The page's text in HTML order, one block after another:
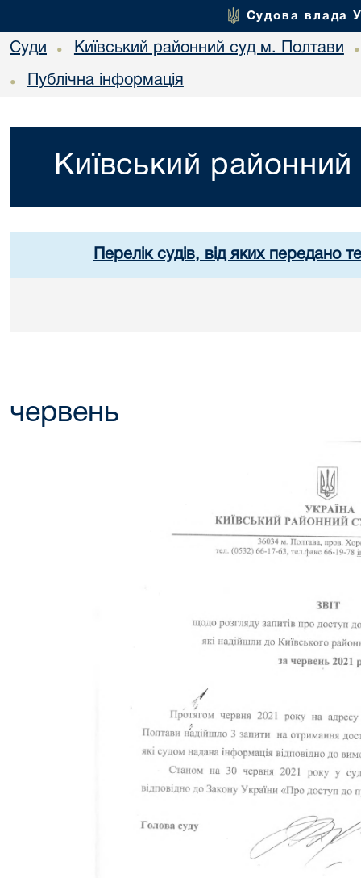
Судова влада
Суди • Київський районний суд м. Полтави •
• Публічна інформація
Київський
Перелік судів, від яких передано
червень